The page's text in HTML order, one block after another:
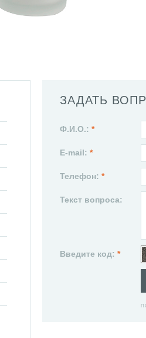
ЗАДАТЬ
Ф.И.О.: *
E-mail: *
Телефон: *
Текст вопроса:
Введите код: *